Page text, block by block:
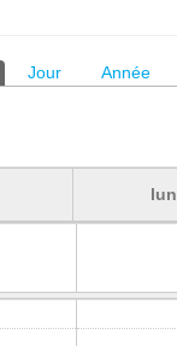
actif)
Jour Année
lun